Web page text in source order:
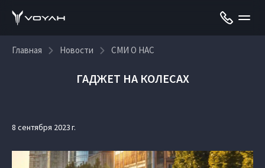
Главная Новости СМИ О НАС
ГАДЖЕТ НА КОЛЕСАХ
8 сентября 2023 г.